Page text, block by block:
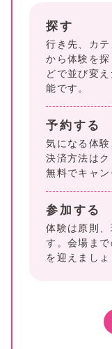
探す
行き先、カ
から体験を
どで並び変
能です。
予約する
気になる体験
決済方法は
無料でキャン
参加する
体験は原則
す。会場ま
を迎えましょ